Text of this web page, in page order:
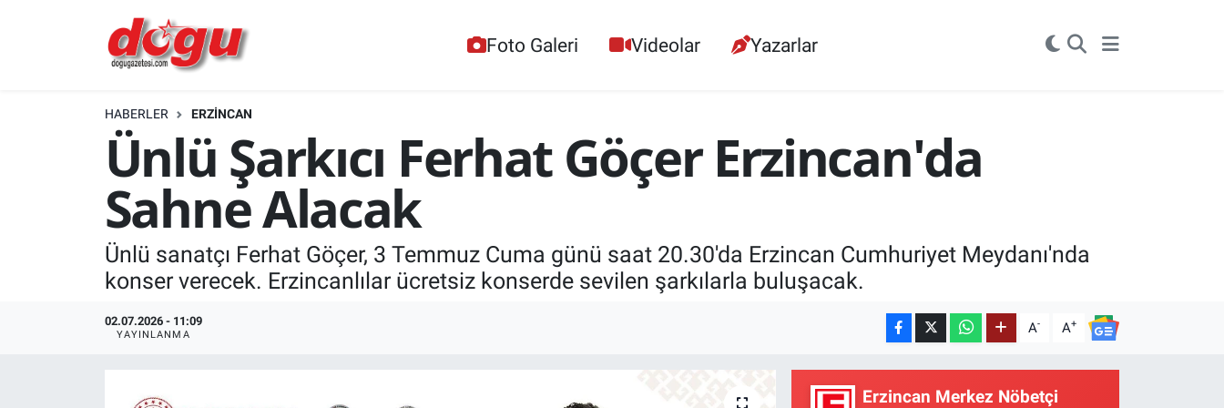
Foto Galeri Videolar Yazarlar
HABERLER ERZINCAN
Ünlü Şarkıcı Ferhat Göçer Erzincan'da
Sahne Alacak
Ünlü sanatçı Ferhat Göçer, 3 Temmuz Cuma günü saat 20.30'da Erzincan Cumhuriyet Meydanı'nda
konser verecek. Erzincanlılar ücretsiz konserde sevilen şarkılarla buluşacak.
02.07.2026 - 11:09
YAYINLANMA A- A+
Erzincan Merkez Nöbetçi
ERZINCAN
GÜNDEM
ERZİNCAN FOTOĞRAFLARI